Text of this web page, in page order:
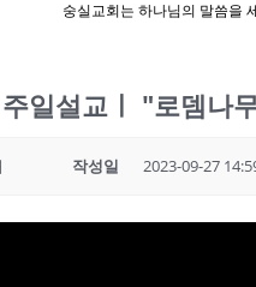
숭실교회는 하나님의 말씀을
일설교ㅣ "로뎀나
작성일 2023-09-27